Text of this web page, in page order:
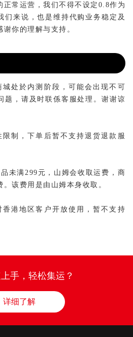
正常运营，我们不得不设定0.8作为
们来说，也是维持代购业务稳定及
你的理解与支持。
城处於内测阶段，可能会出现不可
题，请及时联係客服处理。谢谢谅
限制，下单后暂不支持退货退款服
未满299元，山姆会收取运费，商
该费用是由山姆本身收取。
港地区客户开放使用，暂不支持
手，轻松集运？
详细了解